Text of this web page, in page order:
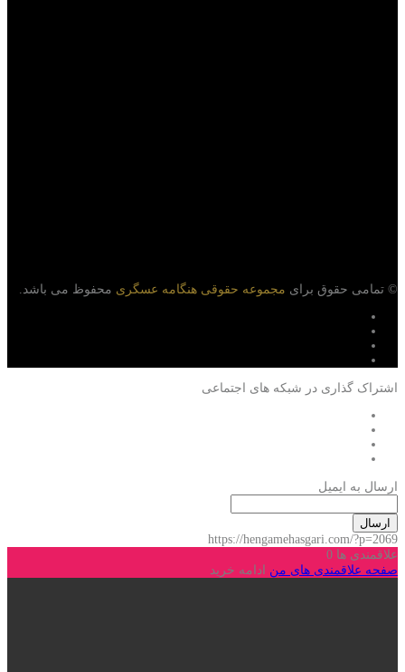
© تمامی حقوق برای مجموعه حقوقی هنگامه عسگری محفوظ می باشد.
اشتراک گذاری در شبکه های اجتماعی
ارسال به ایمیل
ارسال
https://hengamehasgari.com/?p=2069
علاقمندی ها 0
صفحه علاقمندی های من ادامه خرید